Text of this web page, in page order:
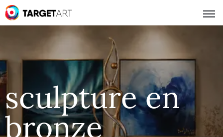
sculpture en
bronze